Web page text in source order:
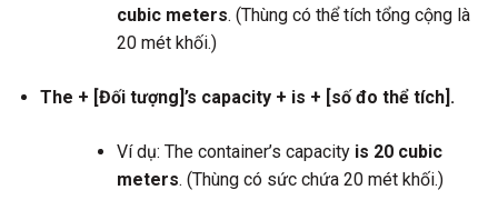
cubic meters. (Thùng có thể tích tổng cộng là
20 mét khối.)
The + [Đối tượng]’s capacity + is + [số đo thể tích].
Ví dụ: The container’s capacity is 20 cubic
meters. (Thùng có sức chứa 20 mét khối.)